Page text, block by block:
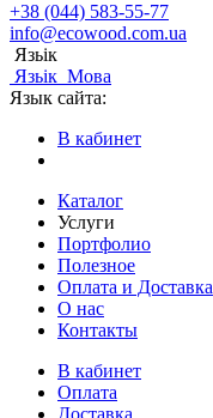
+38 (044) 583-55-77
info@ecowood.com.ua
Язьік
Язьік Мова
Язык сайта:
В кабинет
Каталог
Услуги
Портфолио
Полезное
Оплата и Доставка
О нас
Контакты
В кабинет
Оплата
Доставка